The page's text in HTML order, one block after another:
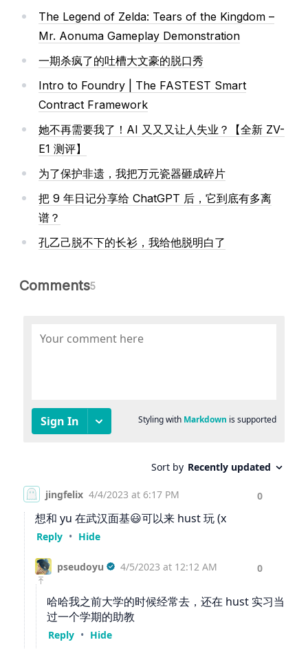
The Legend of Zelda: Tears of the Kingdom –
Mr. Aonuma Gameplay Demonstration
一期杀疯了的吐槽大文豪的脱口秀
Intro to Foundry | The FASTEST Smart
Contract Framework
她不再需要我了！AI 又又又让人失业？【全新 ZV-
E1 测评】
为了保护非遗，我把万元瓷器砸成碎片
把 9 年日记分享给 ChatGPT 后，它到底有多离
谱？
孔乙己脱不下的长衫，我给他脱明白了
Comments5